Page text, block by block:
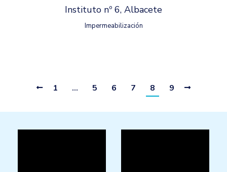
Instituto nº 6, Albacete
Impermeabilización
1 … 5 6 7 8 9